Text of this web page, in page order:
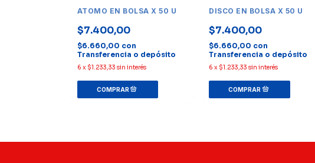
ATOMO EN BOLSA X 50 U
$7.400,00
$6.660,00 con
Transferencia o depósito
6 x $1.233,33 sin interés
DISCO EN BOLSA X 50 U
$7.400,00
$6.660,00 con
Transferencia o depósito
6 x $1.233,33 sin interés